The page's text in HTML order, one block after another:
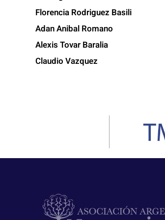
Florencia Rodriguez Basili
Adan Anibal Romano
Alexis Tovar Baralia
Claudio Vazquez